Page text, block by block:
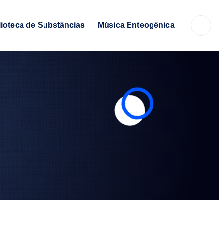
de Substâncias Música Enteogênica